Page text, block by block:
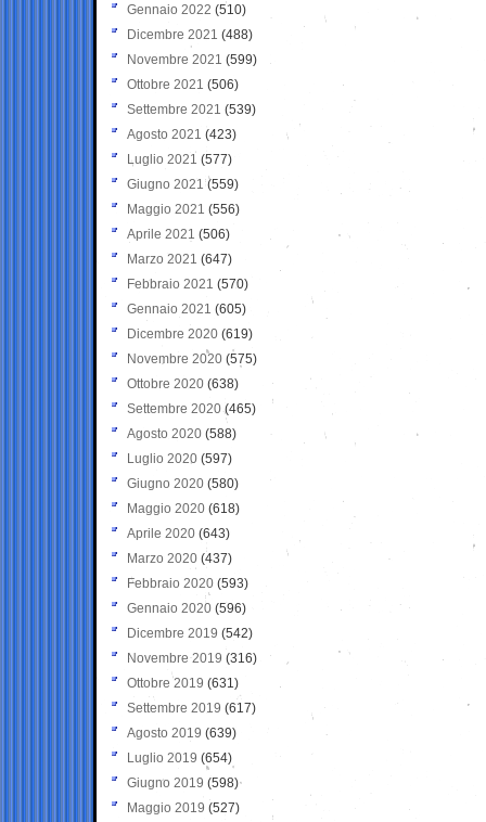
Gennaio 2022 (510)
Dicembre 2021 (488)
Novembre 2021 (599)
Ottobre 2021 (506)
Settembre 2021 (539)
Agosto 2021 (423)
Luglio 2021 (577)
Giugno 2021(559)
Maggio 2021 (556)
Aprile 2021 (506)
Marzo 2021 (647)
Febbraio 2021 (570)
Gennaio 2021 (605)
Dicembre 2020 (619)
Novembre 2020 (575)
Ottobre 2020 (638)
Settembre 2020(465)
Agosto 2020 (588)
Luglio 2020 (597)
Giugno 2020 (580)
Maggio 2020 (618)
Aprile 2020 (643)
Marzo 2020 (437)
Febbraio 2020 (593)
Gennaio 2020 (596)
Dicembre 2019 (542)
Novembre 2019 (316)
Ottobre 2019 (631)
Settembre 2019 (617)
Agosto 2019 (639)
Luglio 2019 (654)
Giugno 2019 (598)
Maggio 2019 (527)